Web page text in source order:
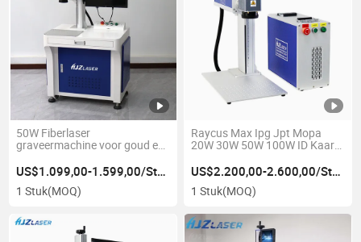
50W Fiberlaser
graveermachine voor goud en
US$1.099,00-1.599,00/Stuk
1 Stuk(MOQ)
Raycus Max Ipg Jpt Mopa
20W 30W 50W 100W ID Kaart
PVC Plastic Metaal Sieraden
Plastic Vezel Laser Marker
Graveermachine Laser
US$2.200,00-2.600,00/Stuk
1 Stuk(MOQ)